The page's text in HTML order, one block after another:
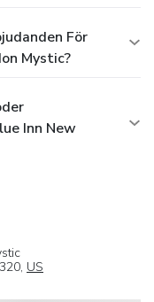
För
Mystic?
Inn New
US